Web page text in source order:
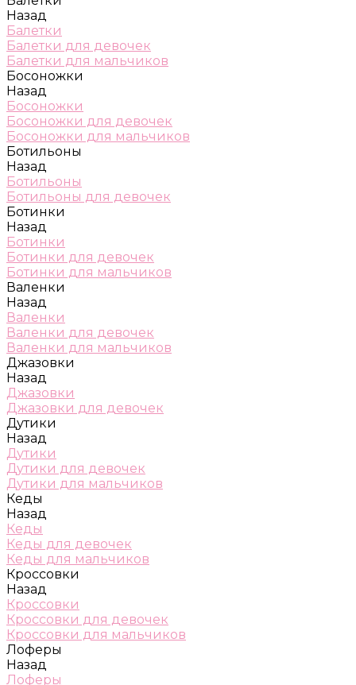
Назад
Балетки
Балетки для девочек
Балетки для мальчиков
Босоножки
Назад
Босоножки
Босоножки для девочек
Босоножки для мальчиков
Ботильоны
Назад
Ботильоны
Ботильоны для девочек
Ботинки
Назад
Ботинки
Ботинки для девочек
Ботинки для мальчиков
Валенки
Назад
Валенки
Валенки для девочек
Валенки для мальчиков
Джазовки
Назад
Джазовки
Джазовки для девочек
Дутики
Назад
Дутики
Дутики для девочек
Дутики для мальчиков
Кеды
Назад
Кеды
Кеды для девочек
Кеды для мальчиков
Кроссовки
Назад
Кроссовки
Кроссовки для девочек
Кроссовки для мальчиков
Лоферы
Назад
Лоферы